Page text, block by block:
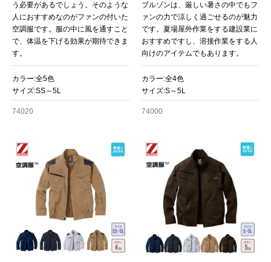
う必要があるでしょう。そのような
人におすすめなのがファンの付いた
空調服です。服の中に風を通すこと
で、体温を下げる効果が期待できま
す。
カラー:全5色
サイズ:SS～5L
74020
ブルゾンは、厳しい暑さの中でもフ
ァンの力で涼しく過ごせるのが魅力
です。夏場屋外作業をする建設業に
おすすめですし、溶接作業をする人
向けのアイテムでもあります。
カラー:全4色
サイズ:S～5L
74000